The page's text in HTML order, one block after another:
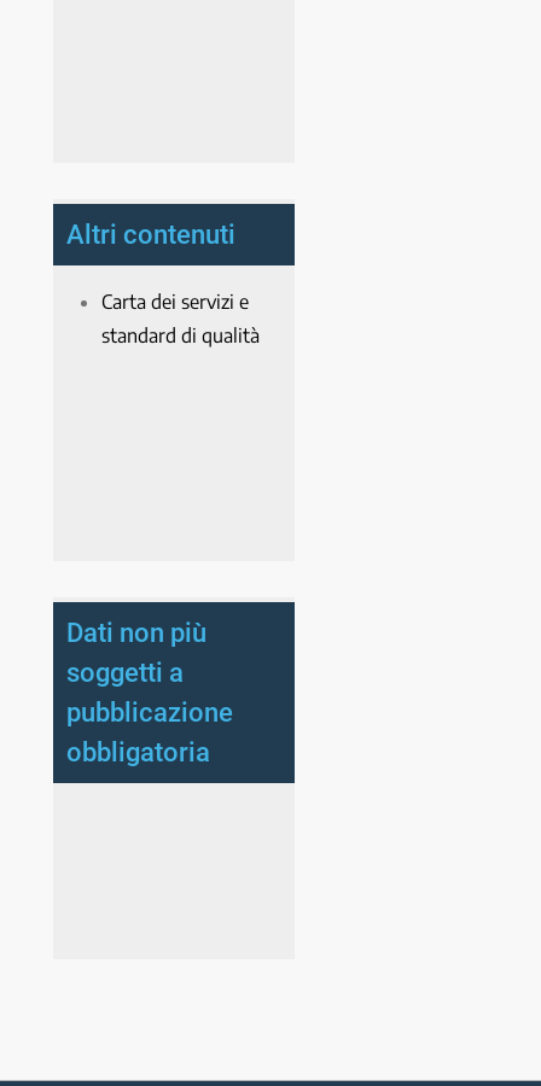
Altri contenuti
Carta dei servizi e
standard di qualità
Dati non più
soggetti a
pubblicazione
obbligatoria